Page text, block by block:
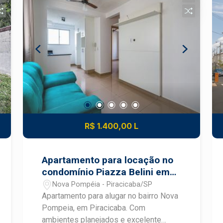
Agende sua visita!
R$ 1.400,00 L
Apartamento para locação no
condomínio Piazza Belini em
Piracicaba
Nova Pompéia - Piracicaba/SP
Apartamento para alugar no bairro Nova
Pompeia, em Piracicaba. Com
ambientes planejados e excelente